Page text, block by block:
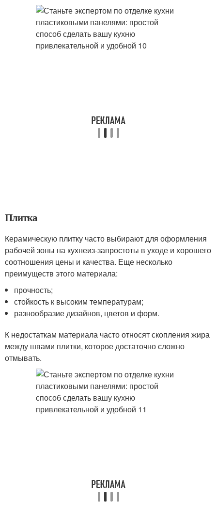
Плитка
Керамическую плитку часто выбирают для оформления
рабочей зоны на кухнеиз-запростоты в уходе и хорошего
соотношения цены и качества. Еще несколько
преимуществ этого материала:
прочность;
стойкость к высоким температурам;
разнообразие дизайнов, цветов и форм.
К недостаткам материала часто относят скопления жира
между швами плитки, которое достаточно сложно
отмывать.